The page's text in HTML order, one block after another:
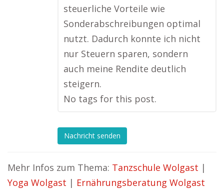
steuerliche Vorteile wie
Sonderabschreibungen optimal
nutzt. Dadurch konnte ich nicht
nur Steuern sparen, sondern
auch meine Rendite deutlich
steigern.
No tags for this post.
Nachricht senden
Mehr Infos zum Thema: Tanzschule Wolgast |
Yoga Wolgast | Ernährungsberatung Wolgast